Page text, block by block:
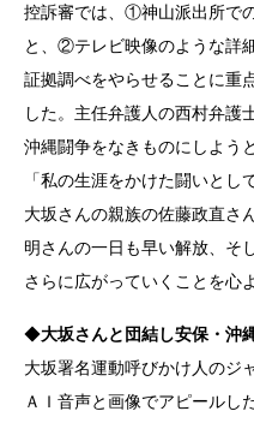
控訴審では、①神山派出所で
と、②テレビ映像のような詳
証拠調べをやらせることに
した。主任弁護人の西村弁護
沖縄闘争をなきものにしよう
「私の生涯をかけた闘いとし
大坂さんの親族の佐藤政直さ
明さんの一日も早い解放、そ
さらに広がっていくことを心
◆大坂さんと団結し安保・沖
大坂署名運動呼びかけ人のジ
ＡＩ音声と画像でアピールし